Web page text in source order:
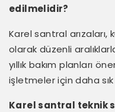
edilmelidir?
Karel santral arızaları,
olarak düzenli
yıllık bakım planları
işletmeler için daha
Karel santral teknik